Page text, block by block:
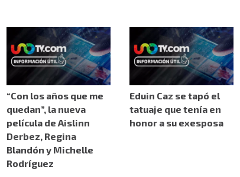
“Con los años que me
quedan”, la nueva
película de Aislinn
Derbez, Regina
Blandón y Michelle
Rodríguez
Eduin Caz se tapó el
tatuaje que tenía en
honor a su exesposa